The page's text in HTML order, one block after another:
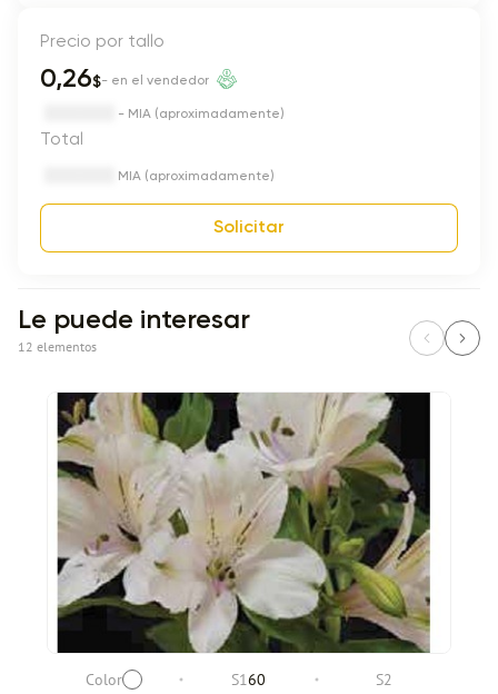
Precio por tallo
0,26$- en el vendedor
- MIA (aproximadamente)
Total
MIA (aproximadamente)
Solicitar
Le puede interesar
12 elementos
Color S160 S2